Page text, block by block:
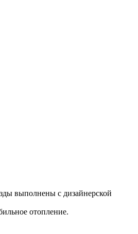
выполнены с дизайнерской
отопление.